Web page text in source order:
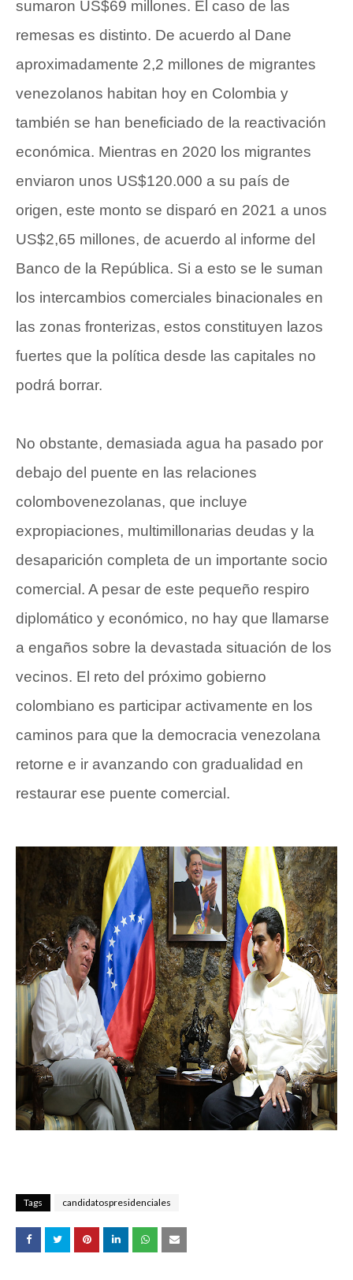
sumaron US$69 millones. El caso de las
remesas es distinto. De acuerdo al Dane
aproximadamente 2,2 millones de migrantes
venezolanos habitan hoy en Colombia y
también se han beneficiado de la reactivación
económica. Mientras en 2020 los migrantes
enviaron unos US$120.000 a su país de
origen, este monto se disparó en 2021 a unos
US$2,65 millones, de acuerdo al informe del
Banco de la República. Si a esto se le suman
los intercambios comerciales binacionales en
las zonas fronterizas, estos constituyen lazos
fuertes que la política desde las capitales no
podrá borrar.
No obstante, demasiada agua ha pasado por
debajo del puente en las relaciones
colombovenezolanas, que incluye
expropiaciones, multimillonarias deudas y la
desaparición completa de un importante socio
comercial. A pesar de este pequeño respiro
diplomático y económico, no hay que llamarse
a engaños sobre la devastada situación de los
vecinos. El reto del próximo gobierno
colombiano es participar activamente en los
caminos para que la democracia venezolana
retorne e ir avanzando con gradualidad en
restaurar ese puente comercial.
Tags candidatospresidenciales